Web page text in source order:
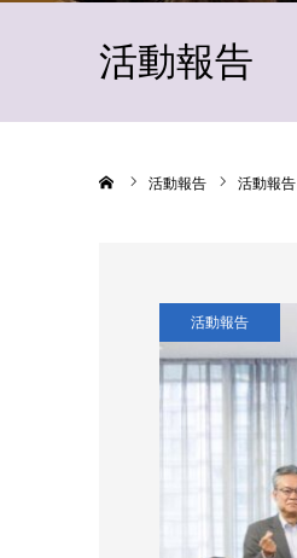
活動報告
活動報告 活動報告
活動報告